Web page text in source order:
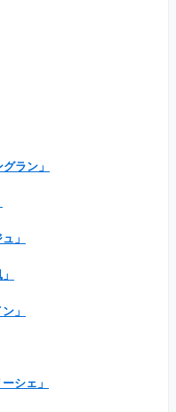
ラン」
」
」
シェ」